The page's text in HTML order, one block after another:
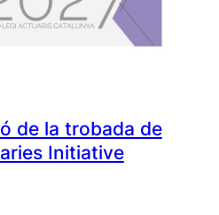
de la trobada de
Initiative